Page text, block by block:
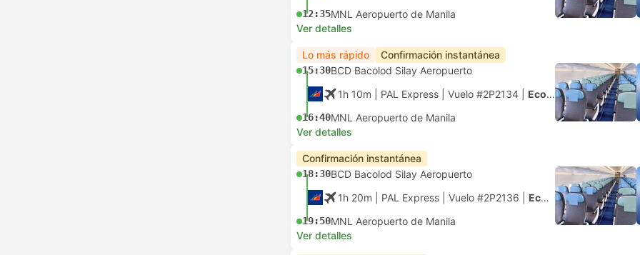
12:35MNL Aeropuerto de Manila
Ver detalles
Lo más rápido Confirmación instantánea
15:30BCD Bacolod Silay Aeropuerto
1h 10m | PAL Express Vuelo #2P2134 Económica
16:40MNL Aeropuerto de Manila
Ver detalles
Confirmación instantánea
18:30BCD Bacolod Silay Aeropuerto
1h 20m | PAL Express Vuelo #2P2136 Económica
19:50MNL Aeropuerto de Manila
Ver detalles